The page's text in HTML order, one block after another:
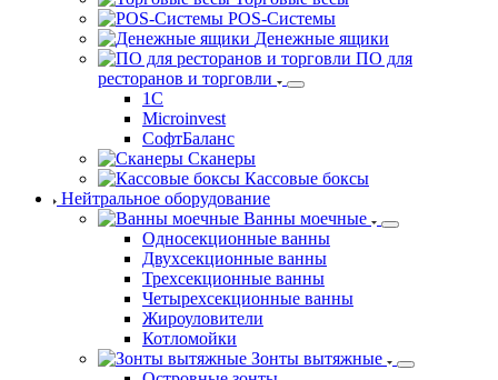
POS-Системы
Денежные ящики
ПО для
ресторанов и торговли
1С
Microinvest
СофтБаланс
Сканеры
Кассовые боксы
Нейтральное оборудование
Ванны моечные
Односекционные ванны
Двухсекционные ванны
Трехсекционные ванны
Четырехсекционные ванны
Жироуловители
Котломойки
Зонты вытяжные